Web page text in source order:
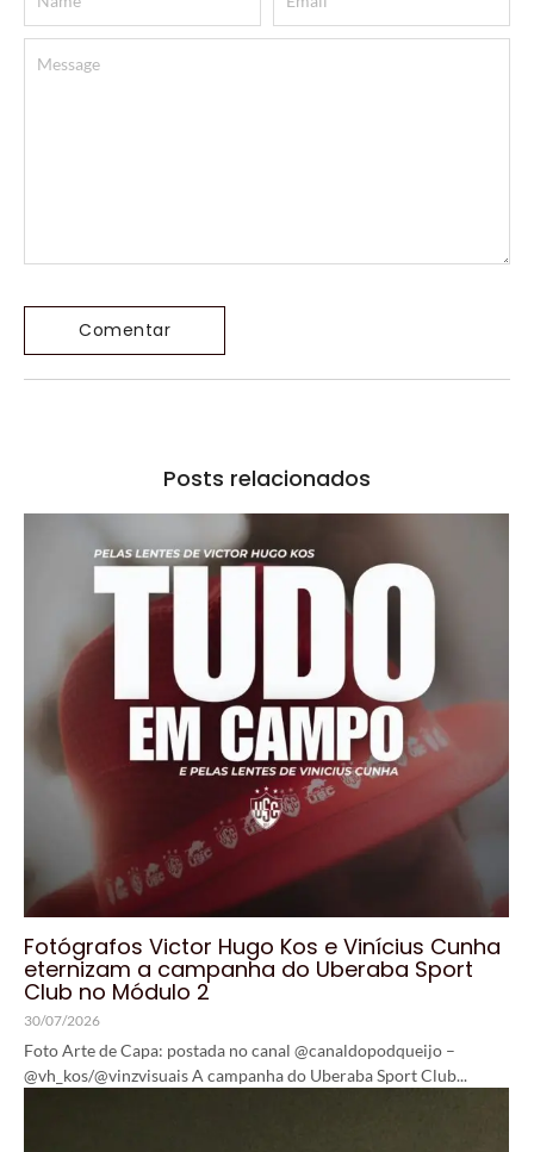
Posts relacionados
Fotógrafos Victor Hugo Kos e Vinícius Cunha
eternizam a campanha do Uberaba Sport
Club no Módulo 2
30/07/2026
Foto Arte de Capa: postada no canal @canaldopodqueijo –
@vh_kos/@vinzvisuais A campanha do Uberaba Sport Club...